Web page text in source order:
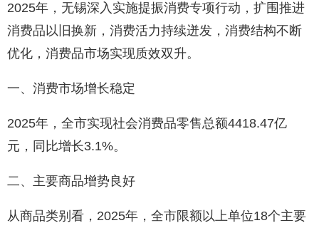
2025年，无锡深入实施提振消费专项行动，扩围推进
消费品以旧换新，消费活力持续迸发，消费结构不断
优化，消费品市场实现质效双升。
一、消费市场增长稳定
2025年，全市实现社会消费品零售总额4418.47亿
元，同比增长3.1%。
二、主要商品增势良好
从商品类别看，2025年，全市限额以上单位18个主要